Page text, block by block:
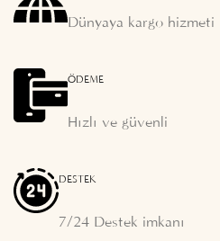
Dünyaya kargo hizmeti
ÖDEME
Hızlı ve güvenli
DESTEK
7/24 Destek imkanı